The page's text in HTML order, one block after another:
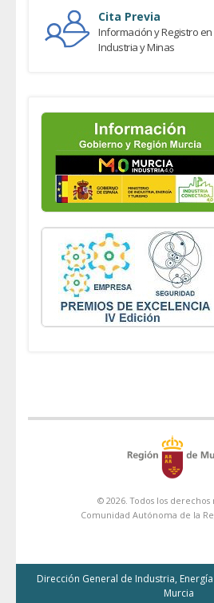
Cita Previa
Información y Registro
Industria y Minas
© 2026. Todos los derechos
Comunidad Autónoma de la
Dirección General de Industria,
Murcia